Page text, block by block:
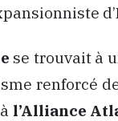
se trouvait à
renforcé
l’Alliance